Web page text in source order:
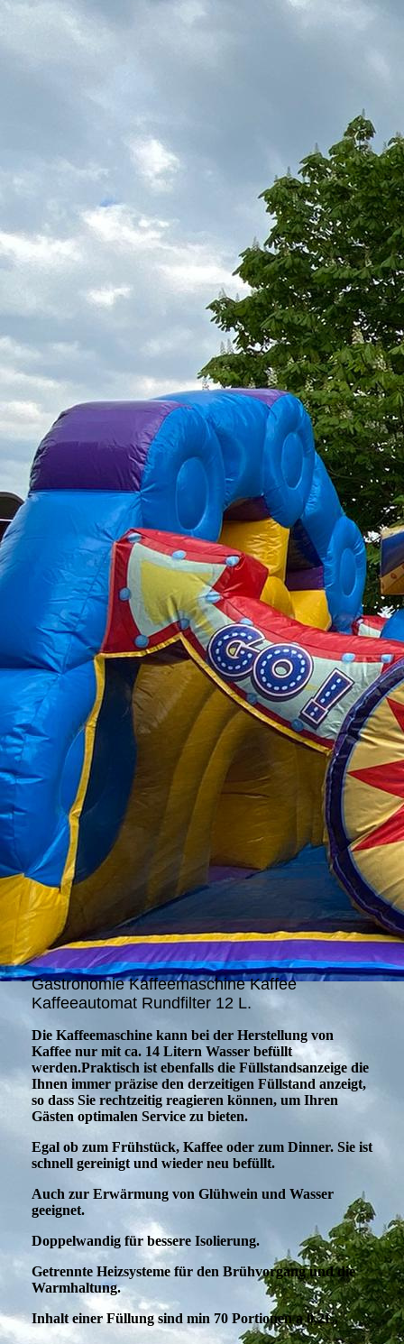
Gastronomie Kaffeemaschine Kaffee
Kaffeeautomat Rundfilter 12 L.
Die Kaffeemaschine kann bei der Herstellung von
Kaffee nur mit ca. 14 Litern Wasser befüllt
werden.Praktisch ist ebenfalls die Füllstandsanzeige die
Ihnen immer präzise den derzeitigen Füllstand anzeigt,
so dass Sie rechtzeitig reagieren können, um Ihren
Gästen optimalen Service zu bieten.
Egal ob zum Frühstück, Kaffee oder zum Dinner. Sie ist
schnell gereinigt und wieder neu befüllt.
Auch zur Erwärmung von Glühwein und Wasser
geeignet.
Doppelwandig für bessere Isolierung.
Getrennte Heizsysteme für den Brühvorgang und die
Warmhaltung.
Inhalt einer Füllung sind min 70 Portionen a 0,2L.